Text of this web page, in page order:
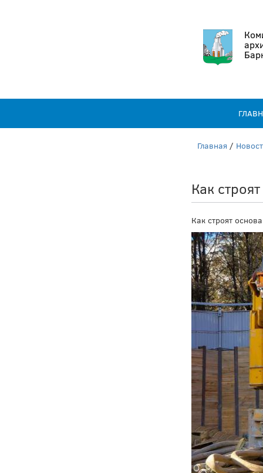
Главная /
Как
Как строят